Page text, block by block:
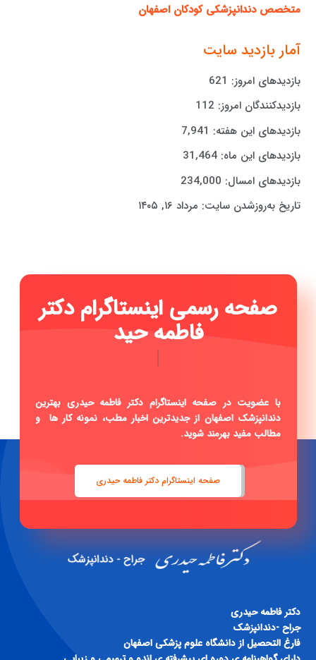
متخصص دندانپزشکی کودکان اصفهان
آمار بازدید سایت
بازدیدهای امروز: 621
بازدیدکنندگان امروز: 112
بازدیدهای این هفته: 7,941
بازدیدهای این ماه:31,464
بازدیدهای امسال: 234,000
تاریخ به‌روزشدن سایت: مرداد ۱۶, ۱۴۰۵
صفحه رسمی اینستاگرام دکتر
فاطمه حیدری ...
|
با عضویت در صفحه اینستاگرام دکتر فاطمه حیدری بهترین
دندانپزشک اصفهان از جدیدترین اخبار مطب، نمونه کار ها و
مطالب مفید بهرمند شوید.
صفحه اینستاگرام دکتر فاطمه حیدری
دكتر فاطمه حيدری
جراح -دندانپزشک
فارغ التحصيل از دانشگاه علوم پزشكی اصفهان